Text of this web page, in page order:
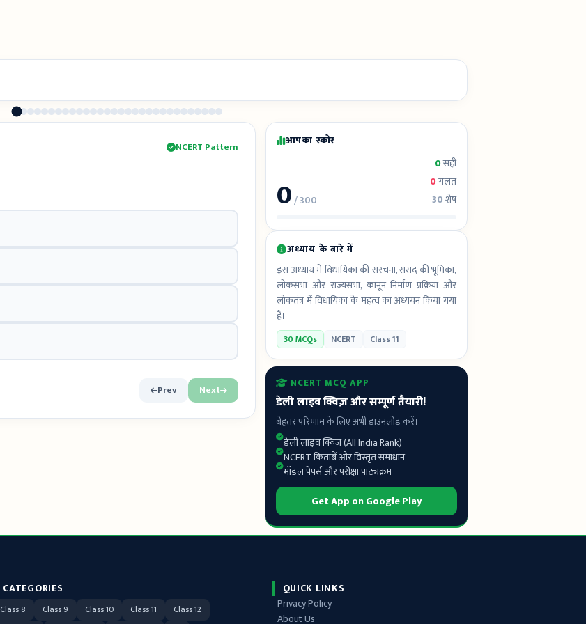
NCERT Pattern
Prev Next
आपका स्कोर
0/ 300
0सही
0गलत
30शेष
अध्याय के बारे में
इस अध्याय में विधायिका की संरचना, संसद की भूमिका,
लोकसभा और राज्यसभा, कानून निर्माण प्रक्रिया और
लोकतंत्र में विधायिका के महत्व का अध्ययन किया गया
है।
30 MCQs NCERT Class 11
NCERT MCQ APP
डेली लाइव क्विज़ और सम्पूर्ण तैयारी!
बेहतर परिणाम के लिए अभी डाउनलोड करें।
डेली लाइव क्विज़ (All India Rank)
NCERT किताबें और विस्तृत समाधान
मॉडल पेपर्स और परीक्षा पाठ्यक्रम
Get App on Google Play
CATEGORIES
Class 8 Class 9 Class 10 Class 11 Class 12
QUICK LINKS
Privacy Policy
About Us